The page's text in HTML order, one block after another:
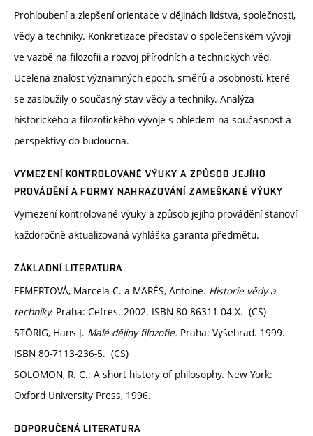
Prohloubení a zlepšení orientace v dějinách lidstva, společnosti,
vědy a techniky. Konkretizace představ o společenském vývoji
ve vazbě na filozofii a rozvoj přírodních a technických věd.
Ucelená znalost významných epoch, směrů a osobností, které
se zasloužily o současný stav vědy a techniky. Analýza
historického a filozofického vývoje s ohledem na současnost a
perspektivy do budoucna.
VYMEZENÍ KONTROLOVANÉ VÝUKY A ZPŮSOB JEJÍHO
PROVÁDĚNÍ A FORMY NAHRAZOVÁNÍ ZAMEŠKANÉ VÝUKY
Vymezení kontrolované výuky a způsob jejího provádění stanoví
každoročně aktualizovaná vyhláška garanta předmětu.
ZÁKLADNÍ LITERATURA
EFMERTOVÁ, Marcela C. a MARÉS, Antoine. Historie vědy a
techniky. Praha: Cefres. 2002. ISBN 80-86311-04-X. (CS)
STÖRIG, Hans J. Malé dějiny filozofie. Praha: Vyšehrad. 1999.
ISBN 80-7113-236-5. (CS)
SOLOMON, R. C.: A short history of philosophy. New York:
Oxford University Press, 1996.
DOPORUČENÁ LITERATURA